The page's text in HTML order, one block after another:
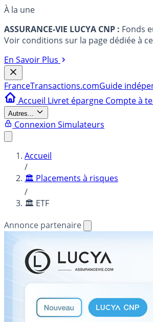
À la une
ASSURANCE-VIE LUCYA CNP : Fonds
Voir conditions sur la page dédiée à
En Savoir Plus
FranceTransactions.comGuide
Accueil Livret épargne Compte à
Autres...
Connexion Simulateurs
Accueil
/
🏛️ Placements à risques
/
🏛️ ETF
Annonce partenaire